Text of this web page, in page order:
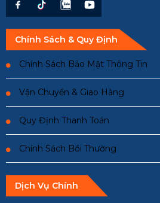
Chính Sách & Quy Định
Chính Sách Bảo Mật Thông Tin
Vận Chuyển & Giao Hàng
Quy Định Thanh Toán
Chính Sách Bồi Thường
Dịch Vụ Chính